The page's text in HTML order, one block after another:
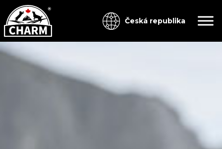
Česká republika